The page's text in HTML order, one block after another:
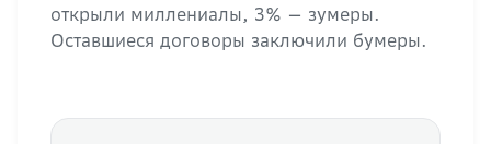
открыли миллениалы, 3% — зумеры.
Оставшиеся договоры заключили бумеры.